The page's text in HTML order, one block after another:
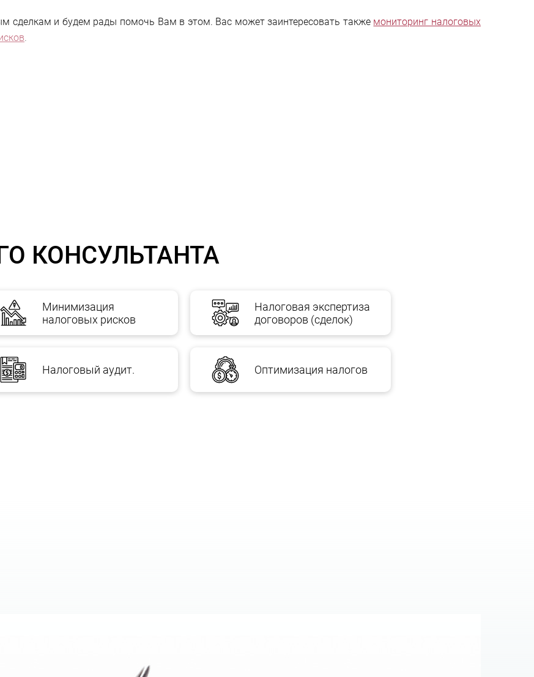
сделкам и будем рады помочь Вам в этом. Вас может заинтересовать также мониторинг налоговых
.
рисков. Что предлагаем?
системная работа сминимизацией налоговых рисковпо деятельности компании в целом или по
систем контроля за налоговыми рисками на предприятии, например:
контрагента,
и контролю, включая документооборот по паспортам сделок;
(см. подробнее),
системных рисков в вопросах налогообложения;
КОНСУЛЬТАНТА
Минимизация
налоговых рисков
Налоговая экспертиза
договоров (сделок)
Налоговый аудит. Оптимизация налогов